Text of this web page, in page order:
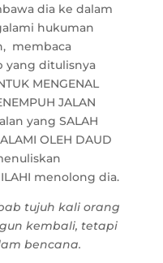
dia ke dalam
hukuman
membaca
yang ditulisnya
MENGENAL
JALAN
yang SALAH
OLEH DAUD
menolong dia.
tujuh kali orang
kembali, tetapi
bencana.